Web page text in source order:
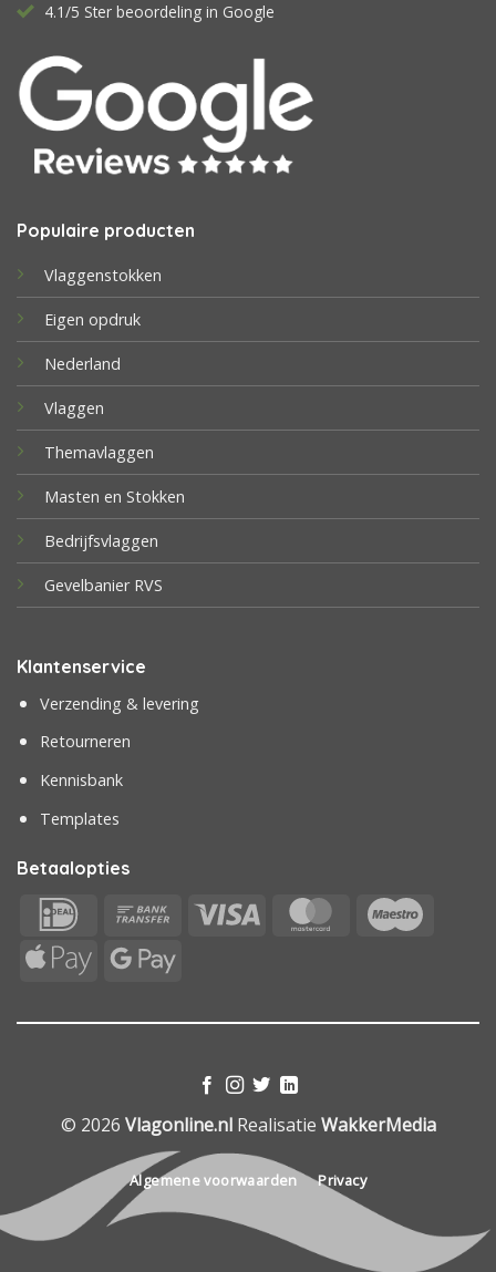
4.1/5 Ster beoordeling in Google
Populaire producten
Vlaggenstokken
Eigen opdruk
Nederland
Vlaggen
Themavlaggen
Masten en Stokken
Bedrijfsvlaggen
Gevelbanier RVS
Klantenservice
Verzending & levering
Retourneren
Kennisbank
Templates
Betaalopties
IDeal
Bank
Visa MasterCard
Apple
Google
© 2026 Vlagonline.nlRealisatie WakkerMedia
Algemene voorwaarden Privacy